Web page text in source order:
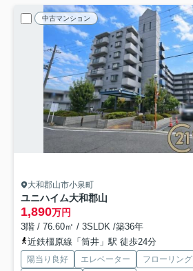
中古マンション
大和郡山市小泉町
ユニハイム大和郡山
1,890万円
3階 / 76.60㎡ / 3SLDK /築36年
近鉄橿原線「筒井」駅 徒歩24分
陽当り良好 エレベーター フローリング